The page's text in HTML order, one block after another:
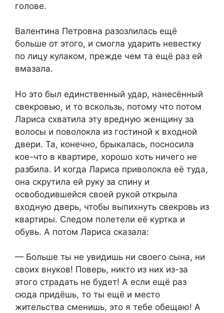
голове.
Валентина Петровна разозлилась ещё
больше от этого, и смогла ударить невестку
по лицу кулаком, прежде чем та ещё раз ей
вмазала.
Но это был единственный удар, нанесённый
свекровью, и то вскользь, потому что потом
Лариса схватила эту вредную женщину за
волосы и поволокла из гостиной к входной
двери. Та, конечно, брыкалась, посносила
кое-что в квартире, хорошо хоть ничего не
разбила. И когда Лариса приволокла её туда,
она скрутила ей руку за спину и
освободившейся своей рукой открыла
входную дверь, чтобы выпихнуть свекровь из
квартиры. Следом полетели её куртка и
обувь. А потом Лариса сказала:
— Больше ты не увидишь ни своего сына, ни
своих внуков! Поверь, никто из них из-за
этого страдать не будет! А если ещё раз
сюда придёшь, то ты ещё и место
жительства сменишь, это я тебе обещаю! А